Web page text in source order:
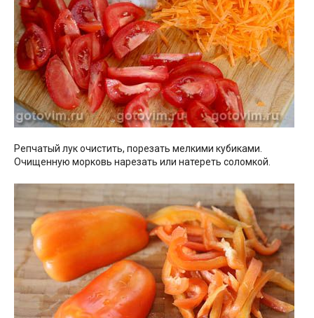
Репчатый лук очистить, порезать мелкими кубиками.
Очищенную морковь нарезать или натереть соломкой.